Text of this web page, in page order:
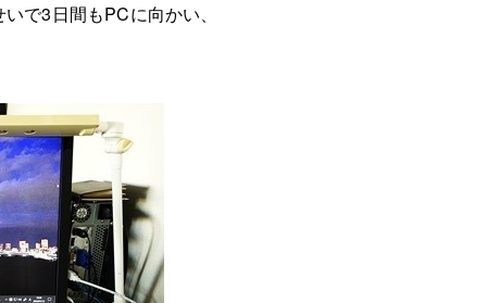
で3日間もPCに向かい、